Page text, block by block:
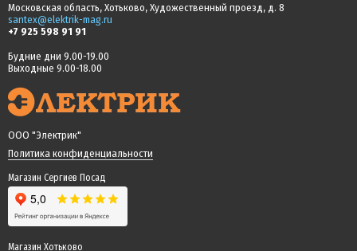
Московская область, Хотьково, Художественный проезд, д. 8
santex@elektrik-mag.ru
+7 925 598 91 91
Будние дни 9.00-19.00
Выходные 9.00-18.00
ООО "Электрик"
Политика конфиденциальности
Магазин Сергиев Посад
Магазин Хотьково